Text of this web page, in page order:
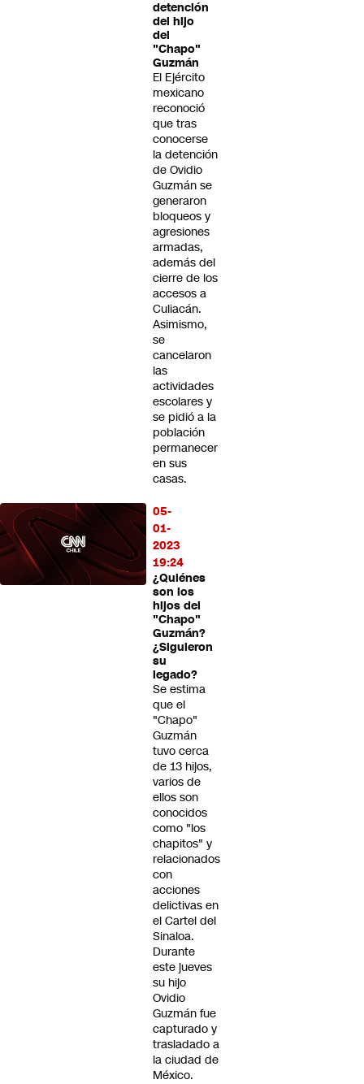
detención
del hijo
del
"Chapo"
Guzmán
El Ejército
mexicano
reconoció
que tras
conocerse
la detención
de Ovidio
Guzmán se
generaron
bloqueos y
agresiones
armadas,
además del
cierre de los
accesos a
Culiacán.
Asimismo,
se
cancelaron
las
actividades
escolares y
se pidió a la
población
permanecer
en sus
casas.
05-
01-
2023
19:24
¿Quiénes
son los
hijos del
"Chapo"
Guzmán?
¿Siguieron
su
legado?
Se estima
que el
"Chapo"
Guzmán
tuvo cerca
de 13 hijos,
varios de
ellos son
conocidos
como "los
chapitos" y
relacionados
con
acciones
delictivas en
el Cartel del
Sinaloa.
Durante
este jueves
su hijo
Ovidio
Guzmán fue
capturado y
trasladado a
la ciudad de
México.